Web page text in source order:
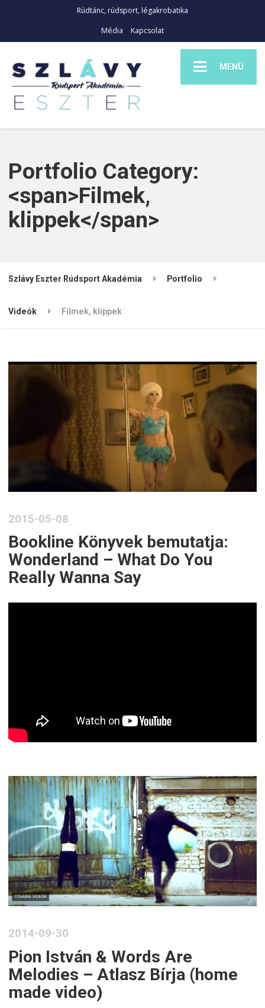
Rúdtánc, rúdsport, légakrobatika
Média
Kapcsolat
MENÜ
Portfolio Category:
<span>Filmek,
klippek</span>
Szlávy Eszter Rúdsport Akadémia Portfolio
Videók Filmek, klippek
2015-05-08
Bookline Könyvek bemutatja:
Wonderland – What Do You
Really Wanna Say
2014-09-30
Pion István & Words Are
Melodies – Atlasz Bírja (home
made video)